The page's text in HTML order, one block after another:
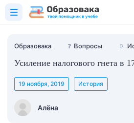
Образовака ❓ Вопросы 🏺
Усиление налогового гнета в
Алёна
19 ноября, 2019 История